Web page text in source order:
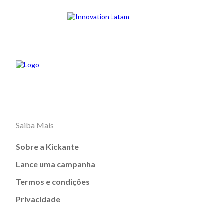
Saiba Mais
Sobre a Kickante
Lance uma campanha
Termos e condições
Privacidade